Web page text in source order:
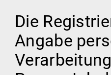
Die
Angabe